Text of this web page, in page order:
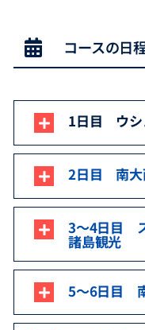
コースの日
1日目 ウシ
2日目 南大
3～4日目
諸島観光
5～6日目